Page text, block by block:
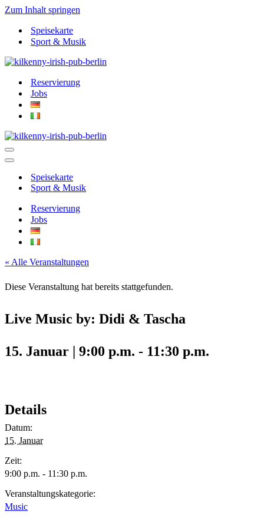
Zum Inhalt springen
Speisekarte
Sport & Musik
Reservierung
Jobs
Navigationsmenü
Navigationsmenü
Speisekarte
Sport & Musik
Reservierung
Jobs
« Alle Veranstaltungen
Diese Veranstaltung hat bereits stattgefunden.
Live Music by: Didi & Tascha
15. Januar | 9:00 p.m. - 11:30 p.m.
Details
Datum:
15. Januar
Zeit:
9:00 p.m. - 11:30 p.m.
Veranstaltungskategorie:
Music